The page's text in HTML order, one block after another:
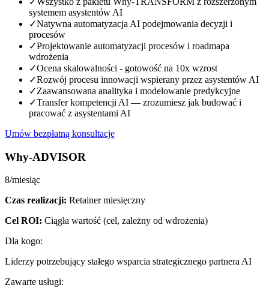
systemem asystentów AI
✓Natywna automatyzacja AI podejmowania decyzji i
procesów
✓Projektowanie automatyzacji procesów i roadmapa
wdrożenia
✓Ocena skalowalności - gotowość na 10x wzrost
✓Rozwój procesu innowacji wspierany przez asystentów AI
✓Zaawansowana analityka i modelowanie predykcyjne
✓Transfer kompetencji AI — zrozumiesz jak budować i
pracować z asystentami AI
Umów bezpłatną konsultację
Why-ADVISOR
8/miesiąc
Czas realizacji: Retainer miesięczny
Cel ROI: Ciągła wartość (cel, zależny od wdrożenia)
Dla kogo:
Liderzy potrzebujący stałego wsparcia strategicznego partnera AI
Zawarte usługi: